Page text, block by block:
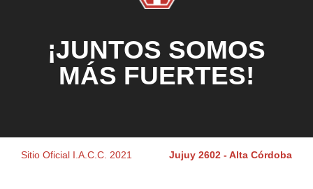
¡JUNTOS SOMOS
MÁS FUERTES!
Sitio Oficial I.A.C.C. 2021 Jujuy 2602 - Alta Córdoba